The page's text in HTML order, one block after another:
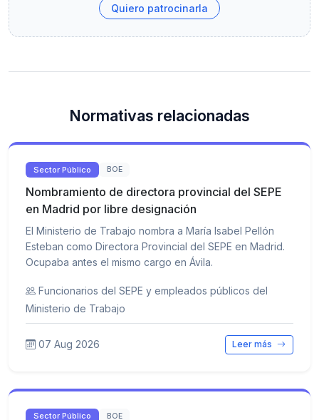
Quiero patrocinarla
Normativas relacionadas
Sector Público BOE
Nombramiento de directora provincial del SEPE
en Madrid por libre designación
El Ministerio de Trabajo nombra a María Isabel Pellón
Esteban como Directora Provincial del SEPE en Madrid.
Ocupaba antes el mismo cargo en Ávila.
Funcionarios del SEPE y empleados públicos del
Ministerio de Trabajo
07 Aug 2026 Leer más
Sector Público BOE